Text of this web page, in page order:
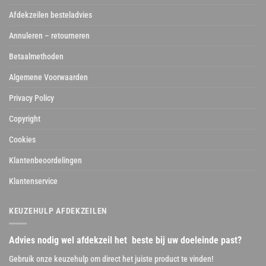
Afdekzeilen besteladvies
Annuleren – retourneren
Betaalmethoden
Algemene Voorwaarden
Privacy Policy
Copyright
Cookies
Klantenbeoordelingen
Klantenservice
KEUZEHULP AFDEKZEILEN
Advies nodig wel afdekzeil het beste bij uw doeleinde past?
Gebruik onze keuzehulp om direct het juiste product te vinden!